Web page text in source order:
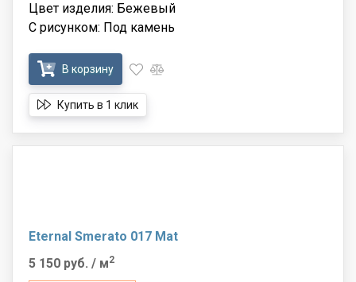
Цвет изделия: Бежевый
С рисунком: Под камень
В корзину
Купить в 1 клик
Eternal Smerato 017 Mat
5 150 руб. / м2